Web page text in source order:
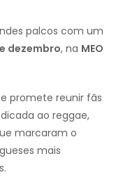
palcos com um
dezembro, na MEO
e promete reunir fãs
ao reggae,
marcaram o
mais